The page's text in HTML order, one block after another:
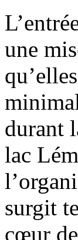
une
durant
lac
surgit
cœur